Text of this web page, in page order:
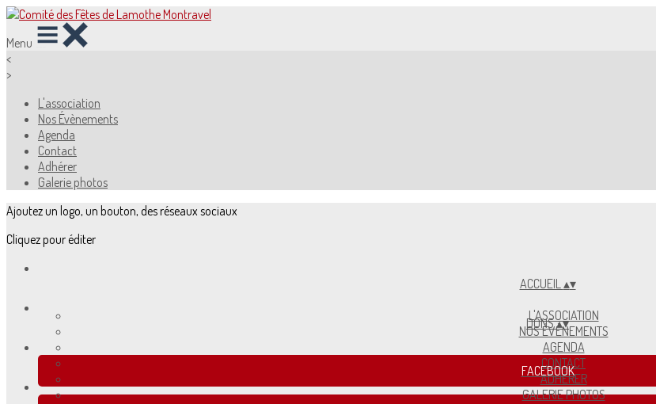
Menu
<
>
L'association
Nos Évènements
Agenda
Contact
Adhérer
Galerie photos
Ajoutez un logo, un bouton, des réseaux sociaux
Cliquez pour éditer
ACCUEIL▴▾
L'ASSOCIATION
NOS ÉVÈNEMENTS
AGENDA
CONTACT
ADHÉRER
GALERIE PHOTOS
DONS▴▾
FACEBOOK